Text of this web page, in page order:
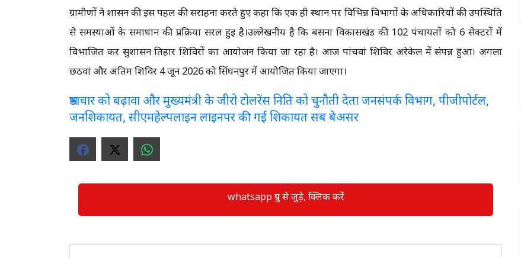
ग्रामीणों ने शासन की इस पहल की सराहना करते हुए कहा कि एक ही स्थान पर विभिन्न विभागों के अधिकारियों की उपस्थिति
से समस्याओं के समाधान की प्रक्रिया सरल हुई है।उल्लेखनीय है कि बसना विकासखंड की 102 पंचायतों को 6 सेक्टरों में
विभाजित कर सुशासन तिहार शिविरों का आयोजन किया जा रहा है। आज पांचवां शिविर अरेकेल में संपन्न हुआ। अगला
छठवां और अंतिम शिविर 4 जून 2026 को सिंघनपुर में आयोजित किया जाएगा।
भ्रष्टाचार को बढ़ावा और मुख्यमंत्री के जीरो टोलरेंस निति को चुनौती देता जनसंपर्क विभाग, पीजीपोर्टल,
जनशिकायत, सीएमहेल्पलाइन लाइनपर की गई शिकायत सब बेअसर
whatsapp ग्रुप से जुड़े, क्लिक करें